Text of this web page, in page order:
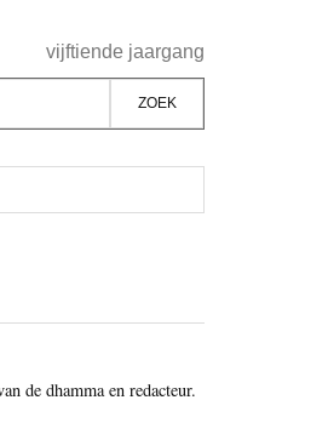
vijftiende jaargang
de dhamma en redacteur.